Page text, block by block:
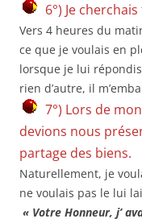
6°) Je
Vers 4 heures du
ce que je voulais en
lorsque je lui
rien d’autre, il
7°) Lors de
devions nous
partage des biens.
Naturellement, je
ne voulais pas le lui
« Votre Honneur, j’